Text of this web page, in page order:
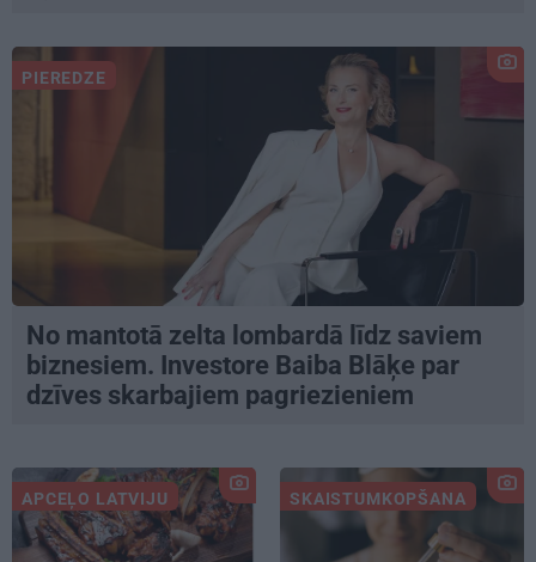
PIEREDZE
No mantotā zelta lombardā līdz saviem
biznesiem. Investore Baiba Blāķe par
dzīves skarbajiem pagriezieniem
APCEĻO LATVIJU SKAISTUMKOPŠANA